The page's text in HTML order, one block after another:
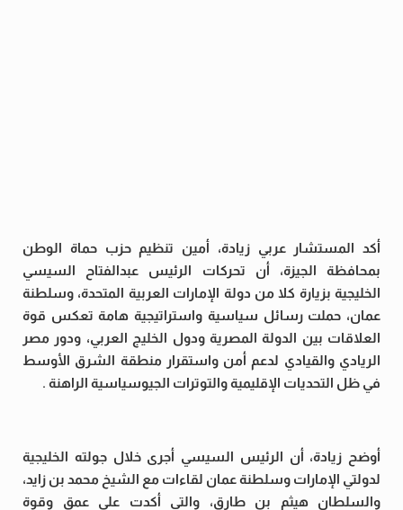
أكد المستشار عربي زيادة، أمين تنظيم حزب حماة الوطن
بمحافظة الجيزة، أن تحركات الرئيس عبدالفتاح السيسي
الخليجية بزيارة كلا من دولة الإمارات العربية المتحدة، وسلطنة
عمان، حملت رسائل سياسية واستراتيجية هامة تعكس قوة
العلاقات بين الدولة المصرية ودول الخليج العربي، ودور مصر
الريادي والقيادي لدعم أمن واستقرار منطقة الشرق الأوسط
في ظل التحديات الإقليمية والتوترات الجيوسياسية الراهنة .
أوضح زيادة، أن الرئيس السيسي أجرى خلال جولته الخليجية
لدولتي الإمارات وسلطنة عمان لقاءات مع الشيخ محمد بن زايد،
والسلطان هيثم بن طارق، والتي أكدت على عمق وقوة